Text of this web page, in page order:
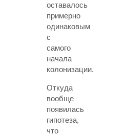
оставалось
примерно
одинаковым
с
самого
начала
колонизации.
Откуда
вообще
появилась
гипотеза,
что